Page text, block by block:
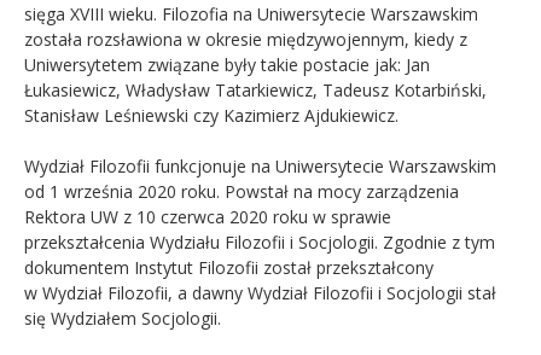
sięga XVIII wieku. Filozofia na Uniwersytecie Warszawskim
została rozsławiona w okresie międzywojennym, kiedy z
Uniwersytetem związane były takie postacie jak: Jan
Łukasiewicz, Władysław Tatarkiewicz, Tadeusz Kotarbiński,
Stanisław Leśniewski czy Kazimierz Ajdukiewicz.
Wydział Filozofii funkcjonuje na Uniwersytecie Warszawskim
od 1 września 2020 roku. Powstał na mocy zarządzenia
Rektora UW z 10 czerwca 2020 roku w sprawie
przekształcenia Wydziału Filozofii i Socjologii. Zgodnie z tym
dokumentem Instytut Filozofii został przekształcony
w Wydział Filozofii, a dawny Wydział Filozofii i Socjologii stał
się Wydziałem Socjologii.